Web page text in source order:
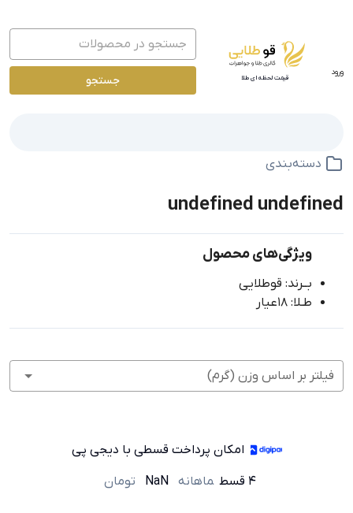
ورود
قیمت لحظه ای طلا جستجو
دسته‌بندی
undefined undefined
ویژگی‌های محصول
بــرند: قوطلایی
طـلا: 18عیار
فیلتر بر اساس وزن (گرم)
امکان پرداخت قسطی با دیجی پی
۴ قسط
ماهانه NaN تومان